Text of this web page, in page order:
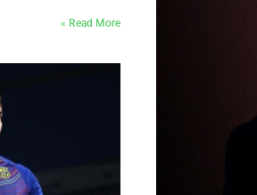
Read More »